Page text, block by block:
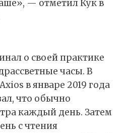
— отметил Кук в
о своей практике
часы. В
в январе 2019 года
что обычно
каждый день. Затем
с чтения